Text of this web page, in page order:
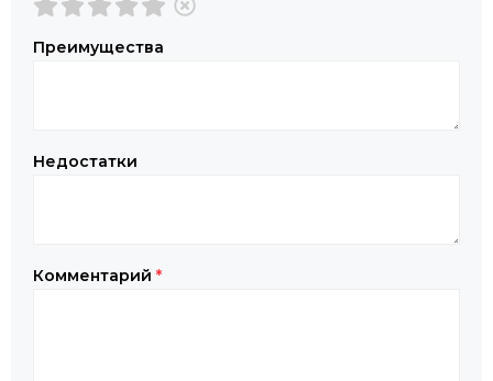
Преимущества
Недостатки
Комментарий *